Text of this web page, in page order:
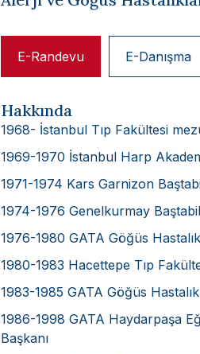
E-Randevu E-Danışma
Hakkında
1968- İstanbul Tıp Fakültesi
1969-1970 İstanbul Harp
1971-1974 Kars Garnizon
1974-1976 Genelkurmay
1976-1980 GATA Göğüs
1980-1983 Hacettepe Tıp
1983-1985 GATA Göğüs
1986-1998 GATA Haydarpaşa
Başkanı